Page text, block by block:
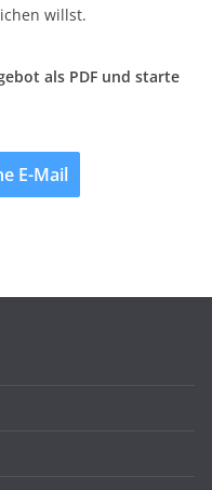
willst.
als PDF und starte
E-Mail